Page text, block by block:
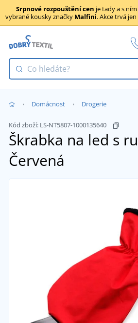
Srpnové rozpouštění cen je tady a s
vybrané kousky značky Malfini. Akce trvá
Domácnost Drogerie
Kód zboží: LS-NT5807-1000135640
Škrabka na led s
Červená